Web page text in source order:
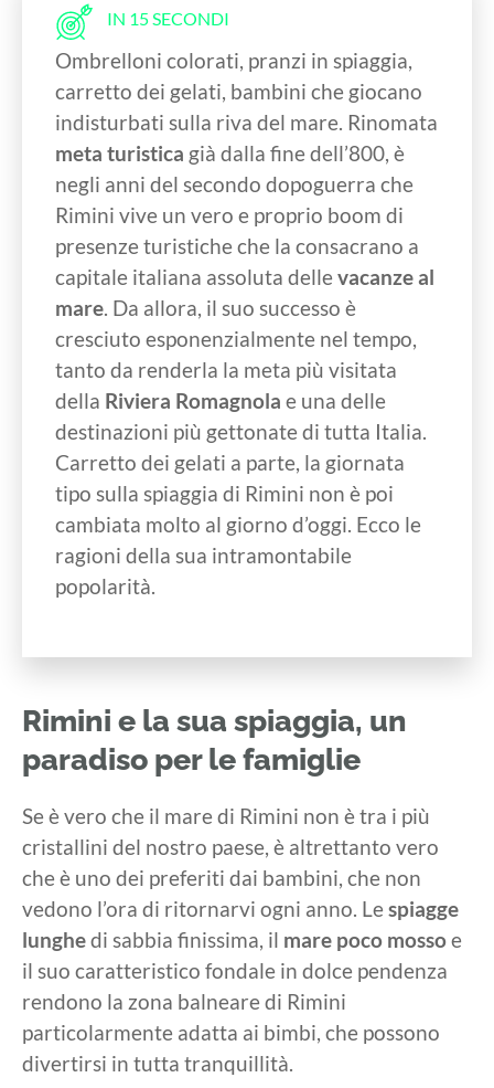
IN 15 SECONDI
Ombrelloni colorati, pranzi in spiaggia,
carretto dei gelati, bambini che giocano
indisturbati sulla riva del mare. Rinomata
meta turistica già dalla fine dell’800, è
negli anni del secondo dopoguerra che
Rimini vive un vero e proprio boom di
presenze turistiche che la consacrano a
capitale italiana assoluta dellevacanze al
mare. Da allora, il suo successo è
cresciuto esponenzialmente nel tempo,
tanto da renderla la meta più visitata
della Riviera Romagnola e una delle
destinazioni più gettonate di tutta Italia.
Carretto dei gelati a parte, la giornata
tipo sulla spiaggia di Rimini non è poi
cambiata molto al giorno d’oggi. Ecco le
ragioni della sua intramontabile
popolarità.
Rimini e la sua spiaggia, un
paradiso per le famiglie
Se è vero che il mare di Rimini non è tra i più
cristallini del nostro paese, è altrettanto vero
che è uno dei preferiti dai bambini, che non
vedono l’ora di ritornarvi ogni anno. Lespiagge
lunghedi sabbia finissima, il mare poco mossoe
il suo caratteristico fondale in dolce pendenza
rendono la zona balneare di Rimini
particolarmente adatta ai bimbi, che possono
divertirsi in tutta tranquillità.